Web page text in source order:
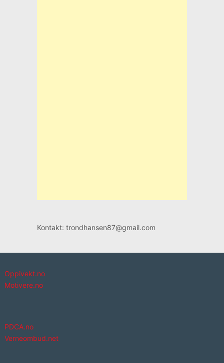
Kontakt: trondhansen87@gmail.com
Oppivekt.no
Motivere.no
PDCA.no
Verneombud.net